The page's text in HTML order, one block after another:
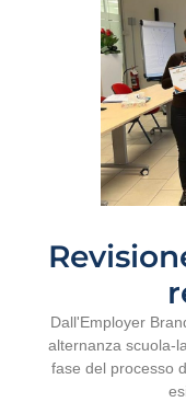
Dall'Employer
alternanza scuola-
fase del processo